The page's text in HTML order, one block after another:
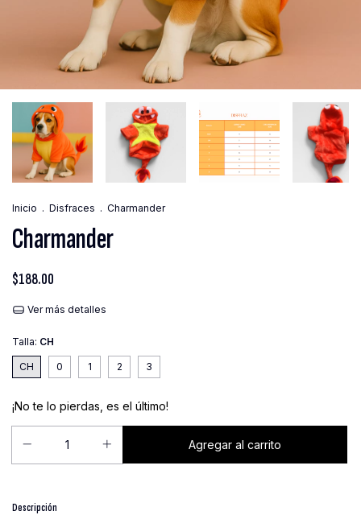
Inicio . Disfraces . Charmander
Charmander
$188.00
Ver más detalles
Talla: CH
CH 0 1 2 3
¡No te lo pierdas, es el último!
Descripción